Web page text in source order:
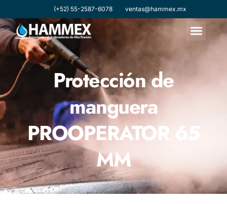
(+52) 55-2587-6078 ventas@hammex.mx
Protección de
manguera
PROOPERATOR 65
MM